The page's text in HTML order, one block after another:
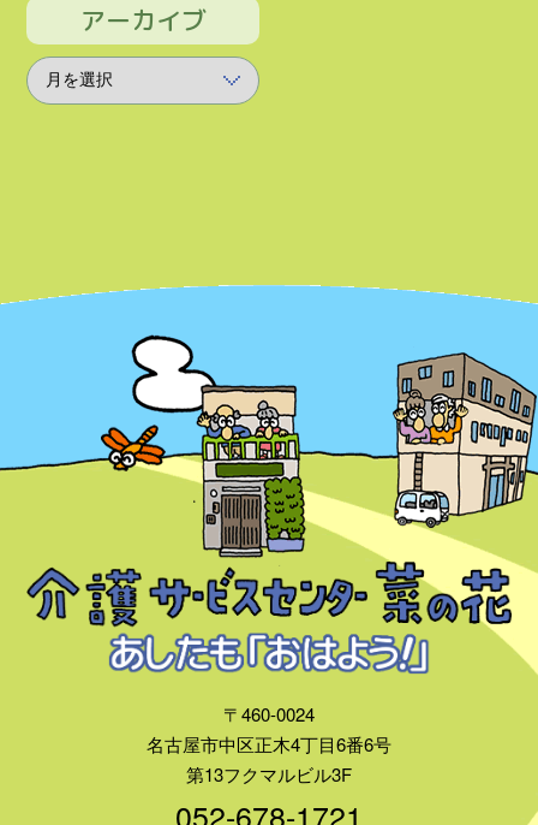
アーカイブ
〒460-0024
名古屋市中区正木4丁目6番6号
第13フクマルビル3F
052-678-1721